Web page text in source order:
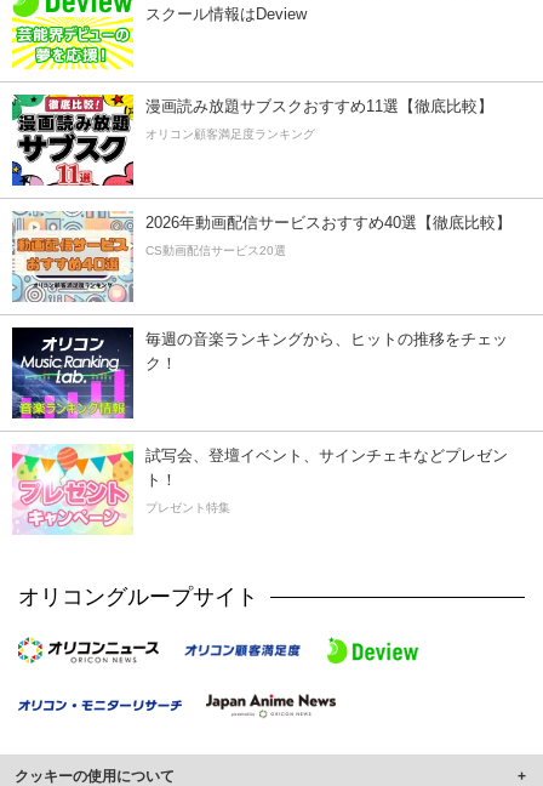
スクール情報はDeview
漫画読み放題サブスクおすすめ11選【徹底比較】
オリコン顧客満足度ランキング
2026年動画配信サービスおすすめ40選【徹底比較】
CS動画配信サービス20選
毎週の音楽ランキングから、ヒットの推移をチェッ
ク！
試写会、登壇イベント、サインチェキなどプレゼン
ト！
プレゼント特集
オリコングループサイト
クッキーの使用について